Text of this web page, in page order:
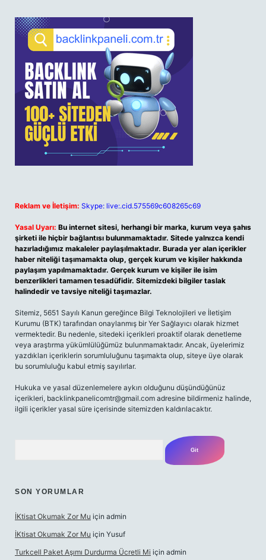
Reklam ve İletişim: Skype: live:.cid.575569c608265c69
Yasal Uyarı: Bu internet sitesi, herhangi bir marka, kurum veya şahıs
şirketi ile hiçbir bağlantısı bulunmamaktadır. Sitede yalnızca kendi
hazırladığımız makaleler paylaşılmaktadır. Burada yer alan içerikler
haber niteliği taşımamakta olup, gerçek kurum ve kişiler hakkında
paylaşım yapılmamaktadır. Gerçek kurum ve kişiler ile isim
benzerlikleri tamamen tesadüfidir. Sitemizdeki bilgiler taslak
halindedir ve tavsiye niteliği taşımazlar.
Sitemiz, 5651 Sayılı Kanun gereğince Bilgi Teknolojileri ve İletişim
Kurumu (BTK) tarafından onaylanmış bir Yer Sağlayıcı olarak hizmet
vermektedir. Bu nedenle, sitedeki içerikleri proaktif olarak denetleme
veya araştırma yükümlülüğümüz bulunmamaktadır. Ancak, üyelerimiz
yazdıkları içeriklerin sorumluluğunu taşımakta olup, siteye üye olarak
bu sorumluluğu kabul etmiş sayılırlar.
Hukuka ve yasal düzenlemelere aykırı olduğunu düşündüğünüz
içerikleri, backlinkpanelicomtr@gmail.com adresine bildirmeniz halinde,
ilgili içerikler yasal süre içerisinde sitemizden kaldırılacaktır.
SON YORUMLAR
İKtisat Okumak Zor Mu için admin
İKtisat Okumak Zor Mu için Yusuf
Turkcell Paket Aşımı Durdurma Ücretli Mi için admin